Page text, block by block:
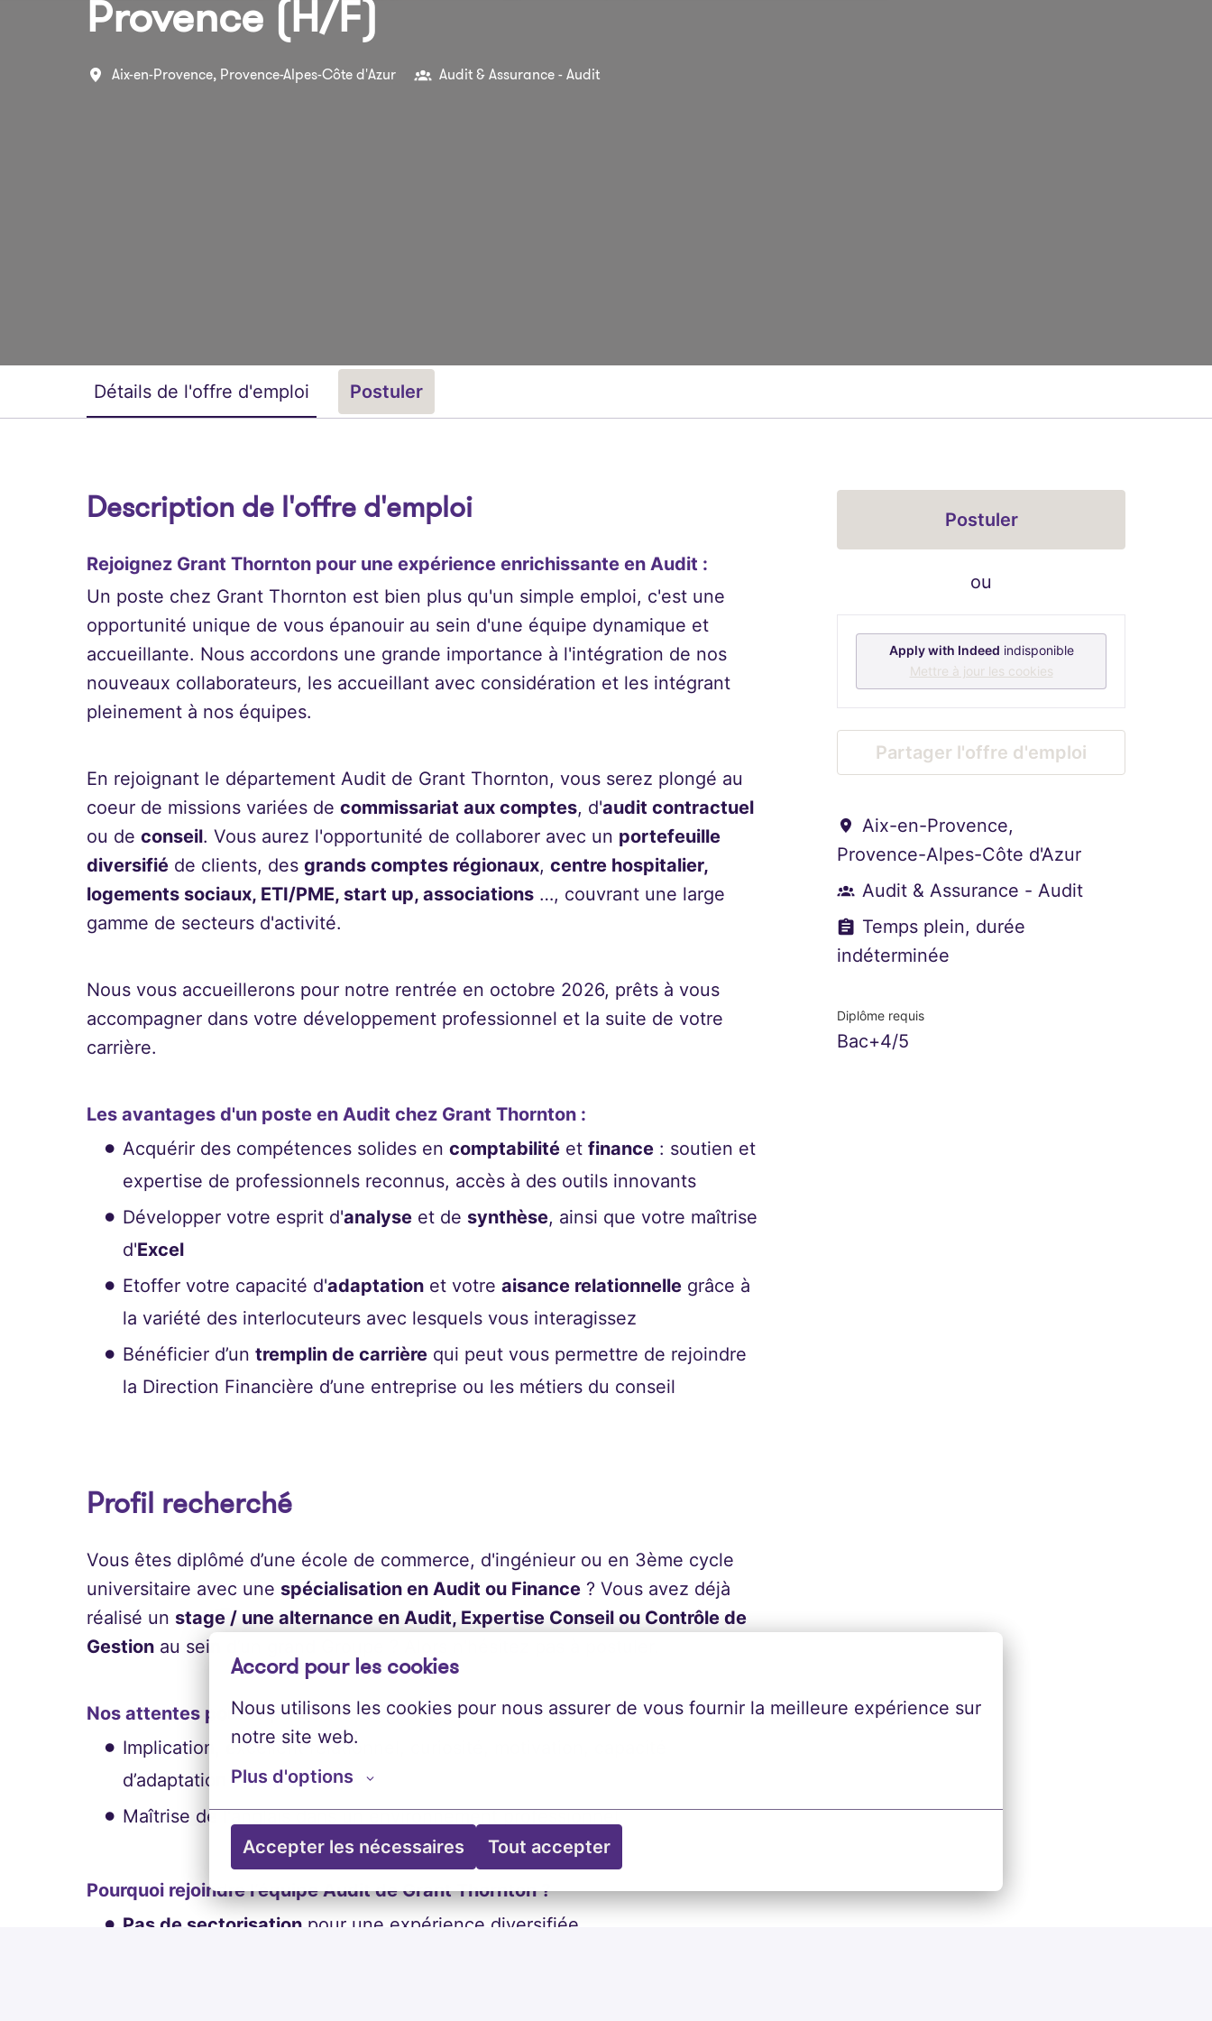
Accord pour les cookies
Nous utilisons les cookies pour nous assurer de vous fournir la meilleure expérience sur
notre site web.
Plus d'options
Accepter les nécessaires Tout accepter
Provence (H/F)
Aix-en-Provence, Provence-Alpes-Côte d'Azur Audit & Assurance - Audit
Détails de l'offre d'emploi Postuler
Description de l'offre d'emploi
Rejoignez Grant Thornton pour une expérience enrichissante en Audit :
Un poste chez Grant Thornton est bien plus qu'un simple emploi, c'est une
opportunité unique de vous épanouir au sein d'une équipe dynamique et
accueillante. Nous accordons une grande importance à l'intégration de nos
nouveaux collaborateurs, les accueillant avec considération et les intégrant
pleinement à nos équipes.
En rejoignant le département Audit de Grant Thornton, vous serez plongé au
coeur de missions variées de commissariat aux comptes, d'audit contractuel
ou de conseil. Vous aurez l'opportunité de collaborer avec un portefeuille
diversifié de clients, des grands comptes régionaux, centre hospitalier,
logements sociaux, ETI/PME, start up, associations …, couvrant une large
gamme de secteurs d'activité.
Nous vous accueillerons pour notre rentrée en octobre 2026, prêts à vous
accompagner dans votre développement professionnel et la suite de votre
carrière.
Les avantages d'un poste en Audit chez Grant Thornton :
Acquérir des compétences solides en comptabilité et finance : soutien et
expertise de professionnels reconnus, accès à des outils innovants
Développer votre esprit d'analyse et de synthèse, ainsi que votre maîtrise
d'Excel
Etoffer votre capacité d'adaptation et votre aisance relationnelle grâce à
la variété des interlocuteurs avec lesquels vous interagissez
Bénéficier d’un tremplin de carrière qui peut vous permettre de rejoindre
la Direction Financière d’une entreprise ou les métiers du conseil
Profil recherché
Vous êtes diplômé d’une école de commerce, d'ingénieur ou en 3ème cycle
universitaire avec une spécialisation en Audit ou Finance ? Vous avez déjà
réalisé un stage / une alternance en Audit, Expertise Conseil ou Contrôle de
Gestion au sein d’un grand Groupe ? Alors n'hésitez pas à postuler.
Nos attentes pour le poste :
Implication, excellent relationnel, curiosité, motivation, capacité
d’adaptation
Maîtrise de l'anglais dans un environnement professionnel
Pourquoi rejoindre l’équipe Audit de Grant Thornton ?
Pas de sectorisation pour une expérience diversifiée
Postuler
ou
Apply with Indeed indisponible
Mettre à jour les cookies
Partager l'offre d'emploi
Aix-en-Provence,
Provence-Alpes-Côte d'Azur
Audit & Assurance - Audit
Temps plein, durée
indéterminée
Diplôme requis
Bac+4/5